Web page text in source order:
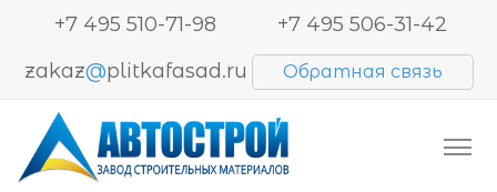
+7 495 510-71-98
+7 495 506-31-42
zakaz@plitkafasad.ru Обратная связь